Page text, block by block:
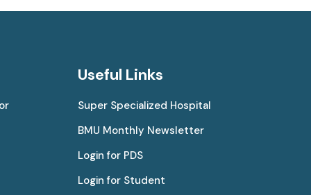
Useful Links
Super Specialized Hospital
BMU Monthly Newsletter
Login for PDS
Login for Student